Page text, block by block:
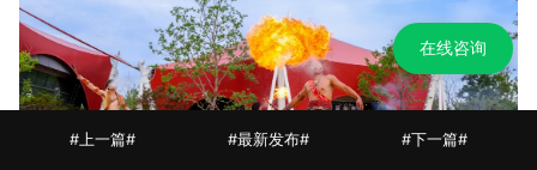
#上一篇# #最新发布# #下一篇#
在线咨询